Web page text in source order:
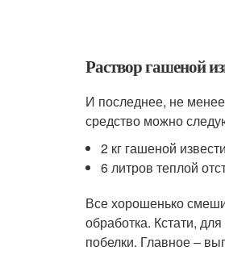
Раствор гашеной
И последнее, не
средство можно
2 кг гашеной
6 литров теплой
Все хорошенько
обработка. Кстати,
побелки. Главное –